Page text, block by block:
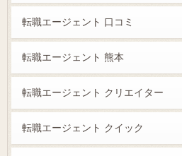
転職エージェント 口コミ
転職エージェント 熊本
転職エージェント クリエイター
転職エージェント クイック